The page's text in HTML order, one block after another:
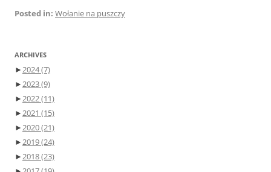
Posted in: Wołanie na puszczy
ARCHIVES
►2024(7)
►2023(9)
►2022(11)
►2021 (15)
►2020(21)
►2019(24)
►2018(23)